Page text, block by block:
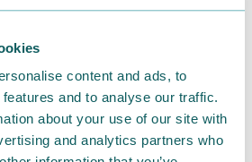
content and ads, to
and to analyse our traffic.
about your use of our site with
and analytics partners who
とひと息。買い足しにおすす